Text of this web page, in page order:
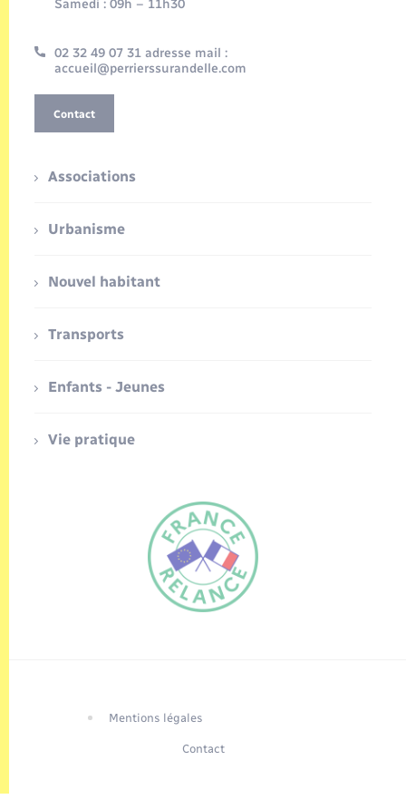
Samedi : 09h – 11h30
02 32 49 07 31 adresse mail :
accueil@perrierssurandelle.com
Contact
Associations
Urbanisme
Nouvel habitant
Transports
Enfants - Jeunes
Vie pratique
Mentions légales
Contact